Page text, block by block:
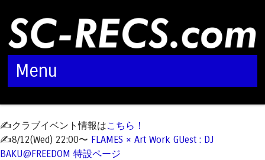
Menu
✍️クラブイベント情報はこちら！
✍️8/12(Wed) 22:00〜 FLAMES × Art Work GUest : DJ
BAKU@FREEDOM 特設ページ